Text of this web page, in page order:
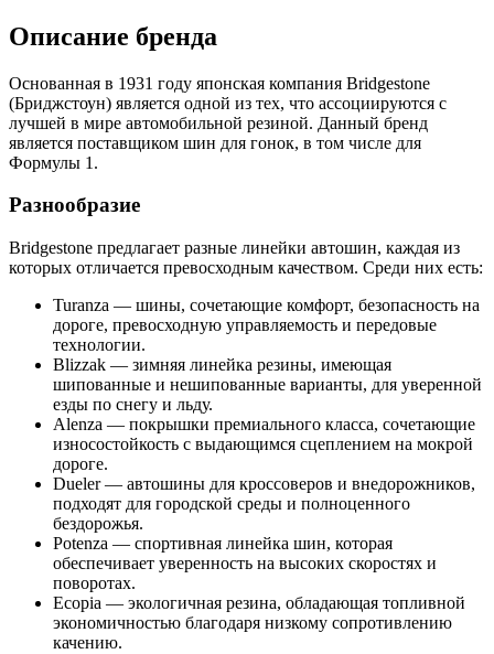
Описание бренда
Основанная в 1931 году японская компания Bridgestone
(Бриджстоун) является одной из тех, что ассоциируются с
лучшей в мире автомобильной резиной. Данный бренд
является поставщиком шин для гонок, в том числе для
Формулы 1.
Разнообразие
Bridgestone предлагает разные линейки автошин, каждая из
которых отличается превосходным качеством. Среди них есть:
Turanza — шины, сочетающие комфорт, безопасность на
дороге, превосходную управляемость и передовые
технологии.
Blizzak — зимняя линейка резины, имеющая
шипованные и нешипованные варианты, для уверенной
езды по снегу и льду.
Alenza — покрышки премиального класса, сочетающие
износостойкость с выдающимся сцеплением на мокрой
дороге.
Dueler — автошины для кроссоверов и внедорожников,
подходят для городской среды и полноценного
бездорожья.
Potenza — спортивная линейка шин, которая
обеспечивает уверенность на высоких скоростях и
поворотах.
Ecopia — экологичная резина, обладающая топливной
экономичностью благодаря низкому сопротивлению
качению.